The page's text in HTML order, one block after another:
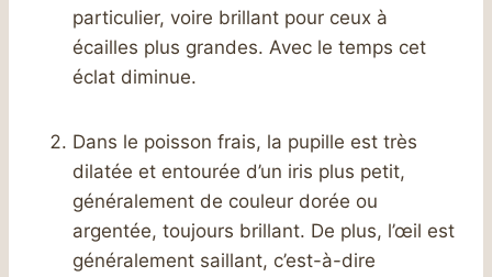
particulier, voire brillant pour ceux à
écailles plus grandes. Avec le temps cet
éclat diminue.
Dans le poisson frais, la pupille est très
dilatée et entourée d’un iris plus petit,
généralement de couleur dorée ou
argentée, toujours brillant. De plus, l’œil est
généralement saillant, c’est-à-dire